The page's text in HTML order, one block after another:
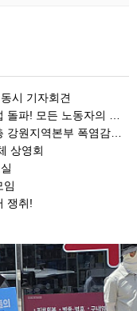
시 기자회견
권 쟁취! 민주노총 7.15 총파업대회
폭염감시단 선포 기자회견
상영회
임
쟁취!